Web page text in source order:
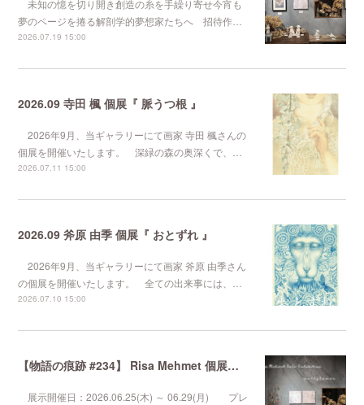
未知の憶を切り開き創造の糸を手繰り寄せ今宵も
夢のページを捲る解剖学的夢想家たちへ 招待作…
2026.07.19 15:00
2026.09 寺田 楓 個展『 脈うつ根 』
2026年9月、当ギャラリーにて画家 寺田 楓さんの
個展を開催いたします。 深緑の森の奥深くで、…
2026.07.11 15:00
2026.09 斧原 由季 個展『 おとずれ 』
2026年9月、当ギャラリーにて画家 斧原 由季さん
の個展を開催いたします。 全ての出来事には、…
2026.07.10 15:00
【物語の痕跡 #234】 Risa Mehmet 個展『 wallflower 』
展示開催日：2026.06.25(木) ～ 06.29(月) プレ